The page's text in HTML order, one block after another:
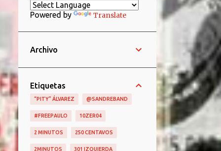
Powered by Translate
Archivo
Etiquetas
“PITY” ÁLVAREZ @SANDREBAND
#FREEPAULO 10ZER04
2 MINUTOS 250 CENTAVOS
2MINUTOS 301 IZQUIERDA